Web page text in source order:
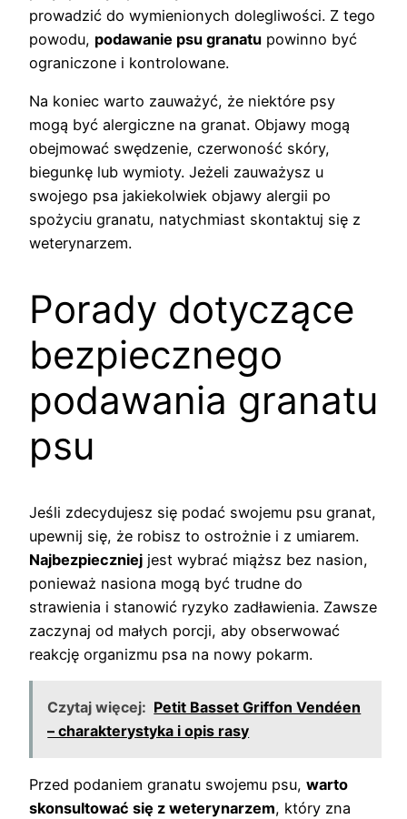
prowadzić do wymienionych dolegliwości. Z tego
powodu, podawanie psu granatu powinno być
ograniczone i kontrolowane.
Na koniec warto zauważyć, że niektóre psy
mogą być alergiczne na granat. Objawy mogą
obejmować swędzenie, czerwoność skóry,
biegunkę lub wymioty. Jeżeli zauważysz u
swojego psa jakiekolwiek objawy alergii po
spożyciu granatu, natychmiast skontaktuj się z
weterynarzem.
Porady dotyczące
bezpiecznego
podawania granatu
psu
Jeśli zdecydujesz się podać swojemu psu granat,
upewnij się, że robisz to ostrożnie i z umiarem.
Najbezpieczniej jest wybrać miąższ bez nasion,
ponieważ nasiona mogą być trudne do
strawienia i stanowić ryzyko zadławienia. Zawsze
zaczynaj od małych porcji, aby obserwować
reakcję organizmu psa na nowy pokarm.
Czytaj więcej: Petit Basset Griffon Vendéen
– charakterystyka i opis rasy
Przed podaniem granatu swojemu psu, warto
skonsultować się z weterynarzem, który zna